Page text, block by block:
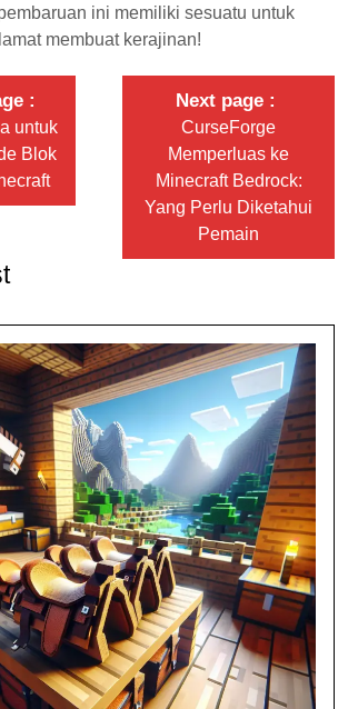
ini memiliki sesuatu untuk
membuat kerajinan!
untuk
Blok
Next page
CurseForge
Memperluas ke
Minecraft Bedrock:
Yang Perlu Diketahui
Pemain